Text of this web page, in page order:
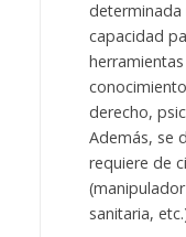
determinada
capacidad
derecho,
Además, se
requiere de
sanitaria,